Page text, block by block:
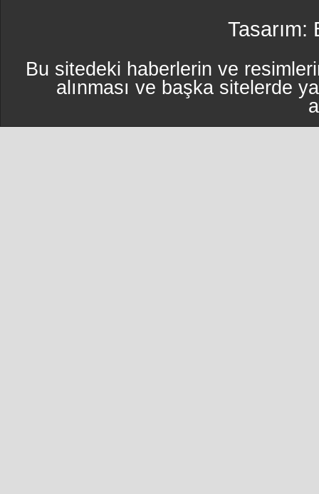
Tasarım:
Bu sitedeki haberlerin ve
alınması ve başka sitelerde